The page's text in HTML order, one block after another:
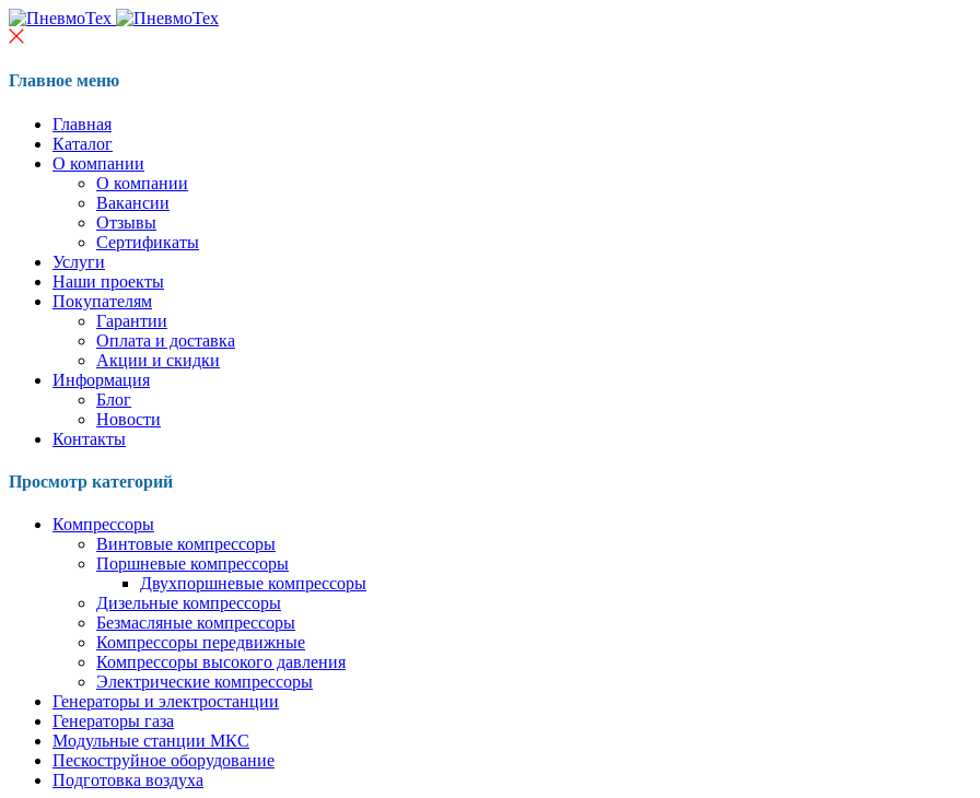
Главное меню
Главная
Каталог
О компании
О компании
Вакансии
Отзывы
Сертификаты
Услуги
Наши проекты
Покупателям
Гарантии
Оплата и доставка
Акции и скидки
Информация
Блог
Новости
Контакты
Просмотр категорий
Компрессоры
Винтовые компрессоры
Поршневые компрессоры
Двухпоршневые компрессоры
Дизельные компрессоры
Безмасляные компрессоры
Компрессоры передвижные
Компрессоры высокого давления
Электрические компрессоры
Генераторы и электростанции
Генераторы газа
Модульные станции МКС
Пескоструйное оборудование
Подготовка воздуха